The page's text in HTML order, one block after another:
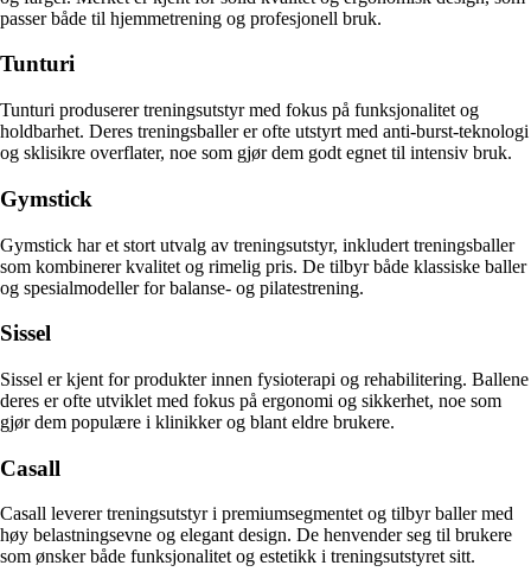
passer både til hjemmetrening og profesjonell bruk.
Tunturi
Tunturi produserer treningsutstyr med fokus på funksjonalitet og
holdbarhet. Deres treningsballer er ofte utstyrt med anti-burst-teknologi
og sklisikre overflater, noe som gjør dem godt egnet til intensiv bruk.
Gymstick
Gymstick har et stort utvalg av treningsutstyr, inkludert treningsballer
som kombinerer kvalitet og rimelig pris. De tilbyr både klassiske baller
og spesialmodeller for balanse- og pilatestrening.
Sissel
Sissel er kjent for produkter innen fysioterapi og rehabilitering. Ballene
deres er ofte utviklet med fokus på ergonomi og sikkerhet, noe som
gjør dem populære i klinikker og blant eldre brukere.
Casall
Casall leverer treningsutstyr i premiumsegmentet og tilbyr baller med
høy belastningsevne og elegant design. De henvender seg til brukere
som ønsker både funksjonalitet og estetikk i treningsutstyret sitt.